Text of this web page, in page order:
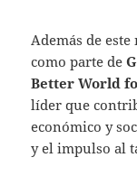
Además de
como parte de
Better World
líder que
económico y
y el impulso al